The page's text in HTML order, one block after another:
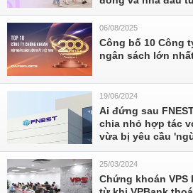
06/08/2025
Công bố 10 Công
ngân sách lớn
19/06/2024
Ai đứng sau
chia nhỏ hợp tác
vừa bị yêu cầu
25/03/2024
Chứng khoán